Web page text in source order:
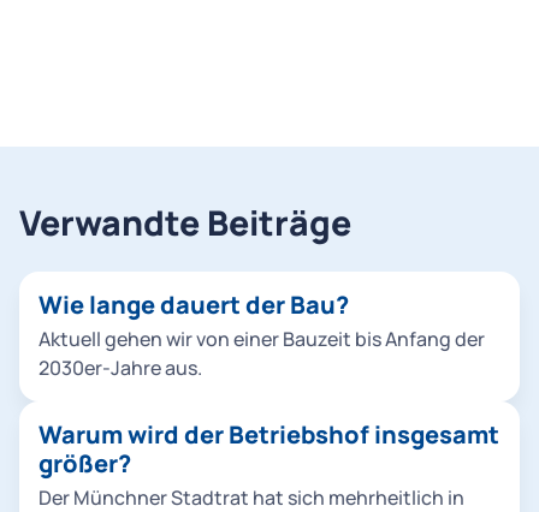
Verwandte Beiträge
Wie lange dauert der Bau?
Aktuell gehen wir von einer Bauzeit bis Anfang der
2030er-Jahre aus.
Warum wird der Betriebshof insgesamt
größer?
Der Münchner Stadtrat hat sich mehrheitlich in